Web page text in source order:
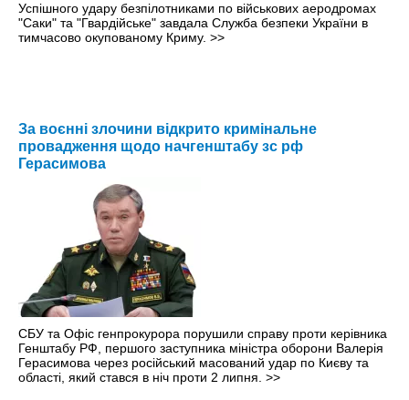
Успішного удару безпілотниками по військових аеродромах
"Саки" та "Гвардійське" завдала Служба безпеки України в
тимчасово окупованому Криму. >>
За воєнні злочини відкрито кримінальне
провадження щодо начгенштабу зс рф
Герасимова
СБУ та Офіс генпрокурора порушили справу проти керівника
Генштабу РФ, першого заступника міністра оборони Валерія
Герасимова через російський масований удар по Києву та
області, який стався в ніч проти 2 липня. >>